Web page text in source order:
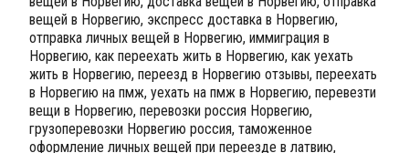
вещей в Норвегию, экспресс доставка в Норвегию,
отправка личных вещей в Норвегию, иммиграция в
Норвегию, как переехать жить в Норвегию, как уехать
жить в Норвегию, переезд в Норвегию отзывы, переехать
в Норвегию на пмж, уехать на пмж в Норвегию, перевезти
вещи в Норвегию, перевозки россия Норвегию,
грузоперевозки Норвегию россия, таможенное
оформление личных вещей при переезде в латвию,